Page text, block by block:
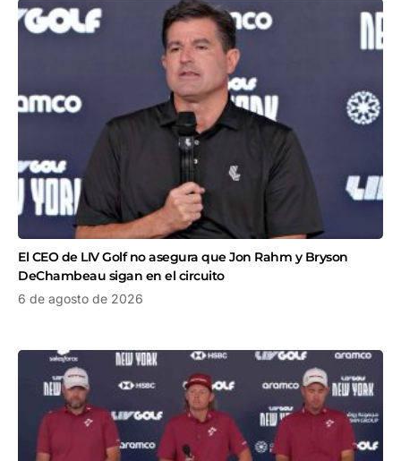
El CEO de LIV Golf no asegura que Jon Rahm y Bryson
DeChambeau sigan en el circuito
6 de agosto de 2026